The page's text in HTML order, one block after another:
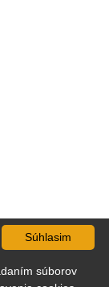
Súhlasim
súborov